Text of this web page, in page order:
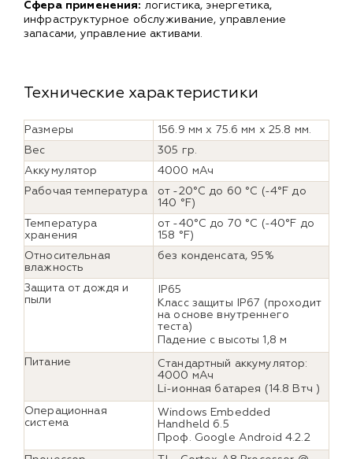
Сфера применения: логистика, энергетика,
инфраструктурное обслуживание, управление
запасами, управление активами.
Технические характеристики
Размеры
156.9 мм x 75.6 мм х 25.8 мм.
Вес
305 гр.
Аккумулятор
4000 мАч
Рабочая температура
от -20°C до 60 °C (-4°F до
140 °F)
Температура
хранения
от -40°C до 70 °C (-40°F до
158 °F)
Относительная
влажность
без конденсата, 95%
Защита от дождя и
пыли
IP65
Класс защиты IP67 (проходит
на основе внутреннего
теста)
Падение с высоты 1,8 м
Питание
Стандартный аккумулятор:
4000 мАч
Li-ионная батарея (14.8 Втч )
Операционная
система
Windows Embedded
Handheld 6.5
Проф. Google Android 4.2.2